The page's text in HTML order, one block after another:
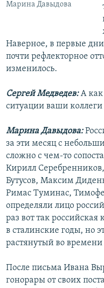
Марина Давыдова
Наверное, в первые
почти рефлекторное
изменилось.
Сергей Медведев:А как
ситуации ваши коллеги
Марина Давыдова:
за эти месяц с
сложно с чем-то
Кирилл
Бутусов, Максим
Римас Туминас,
определяли лицо
раз вот так российская
в сталинские годы, но
растянутый во времени
После письма Ивана
гонорары от своих